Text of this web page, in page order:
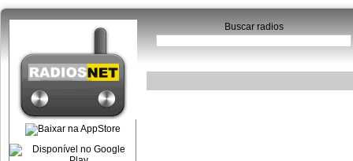
Buscar radios